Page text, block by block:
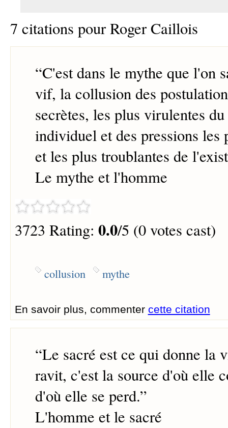
7 citations pour Roger Caillois
“C'est dans le mythe que l'on
vif, la collusion des
secrètes, les plus virulentes
individuel et des pressions les
et les plus troublantes de
Le mythe et l'homme
3723 Rating: 0.0/5 (0 votes cast)
collusion mythe
En savoir plus, commenter cette citation
“Le sacré est ce qui donne la
ravit, c'est la source d'où elle
d'où elle se perd.”
L'homme et le sacré